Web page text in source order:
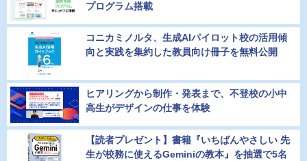
プログラム搭載
コニカミノルタ、生成AIパイロット校の活用傾
向と実践を集約した教員向け冊子を無料公開
ヒアリングから制作・発表まで、不登校の小中
高生がデザインの仕事を体験
【読者プレゼント】書籍『いちばんやさしい 先
生が校務に使えるGeminiの教本』を抽選で5名